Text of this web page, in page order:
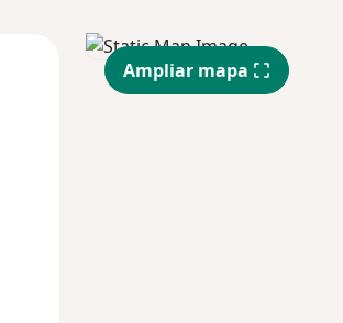
Vie
14 Ago
Sáb
15 Ago
Ampliar mapa